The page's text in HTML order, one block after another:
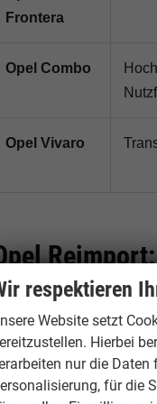
Frontera
Opel Combo
Opel Vivaro
Opel Reimport
Preis-
Für Stadtfahrer:
respektieren
Website setzt
Hierbei
nur die
für die